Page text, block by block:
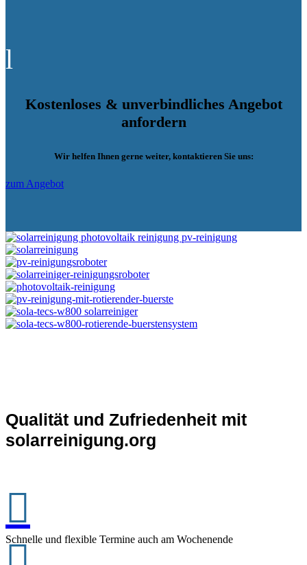
l
Kostenloses & unverbindliches Angebot
anfordern
Wir helfen Ihnen gerne weiter, kontaktieren Sie uns:
zum Angebot
Qualität und Zufriedenheit mit
solarreinigung.org

Schnelle und flexible Termine auch am Wochenende